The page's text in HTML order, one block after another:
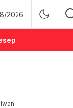
2026